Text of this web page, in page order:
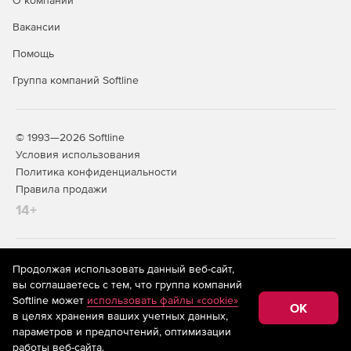
Обмен данными между хранилищами с различной
Контроль доступа к хранилищам и их объектам.
Использование системного журнала.
Покупайте СУБД «Cronos LX» и обрабатывайте
большое количество различной информации за
максимально короткое время.
Вакансии
Помощь
Группа компаний Softline
© 1993—2026 Softline
Условия использования
Политика конфиденциальности
Правила продажи
14+
На информационном ресурсе store.softline.ru применяются
рекомендательные технологии
(информационные технологии
предоставления информации на основе сбора,
систематизации и анализа сведений, относящихся к
предпочтениям пользователей сети «Интернет»,
находящихся на территории Российской Федерации)
Продолжая использовать данный веб-сайт,
вы соглашаетесь с тем, что группа компаний
Softline может использовать файлы «cookie»
в целях хранения ваших учетных данных,
параметров и предпочтений, оптимизации
работы веб-сайта.
OK